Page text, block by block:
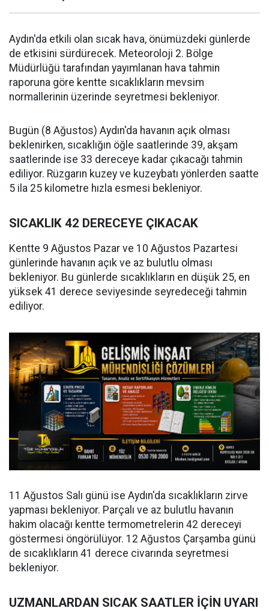
Aydın'da etkili olan sıcak hava, önümüzdeki günlerde
de etkisini sürdürecek. Meteoroloji 2. Bölge
Müdürlüğü tarafından yayımlanan hava tahmin
raporuna göre kentte sıcaklıkların mevsim
normallerinin üzerinde seyretmesi bekleniyor.
Bugün (8 Ağustos) Aydın'da havanın açık olması
beklenirken, sıcaklığın öğle saatlerinde 39, akşam
saatlerinde ise 33 dereceye kadar çıkacağı tahmin
ediliyor. Rüzgarın kuzey ve kuzeybatı yönlerden saatte
5 ila 25 kilometre hızla esmesi bekleniyor.
SICAKLIK 42 DERECEYE ÇIKACAK
Kentte 9 Ağustos Pazar ve 10 Ağustos Pazartesi
günlerinde havanın açık ve az bulutlu olması
bekleniyor. Bu günlerde sıcaklıkların en düşük 25, en
yüksek 41 derece seviyesinde seyredeceği tahmin
ediliyor.
11 Ağustos Salı günü ise Aydın'da sıcaklıkların zirve
yapması bekleniyor. Parçalı ve az bulutlu havanın
hakim olacağı kentte termometrelerin 42 dereceyi
göstermesi öngörülüyor. 12 Ağustos Çarşamba günü
de sıcaklıkların 41 derece civarında seyretmesi
bekleniyor.
UZMANLARDAN SICAK SAATLER İÇİN UYARI